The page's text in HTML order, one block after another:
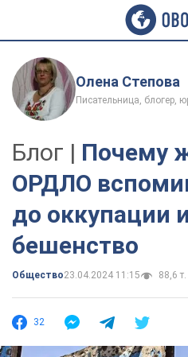
Олена Степова
Писательница, блогер,
Блог | Почему
ОРДЛО
до оккупации
бешенство
Общество23.04.2024 11:15 88,6 т.
32